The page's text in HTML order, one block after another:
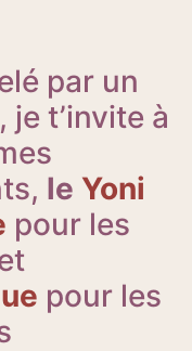
par un
t’invite à
le Yoni
pour les
pour les